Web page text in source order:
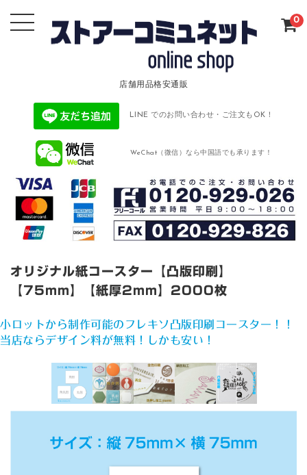
店舗用品格安通販
LINE でのお問い合わせ・ご注文もOK！
WeChat（微信）なら中国語でも承ります！
0
オリジナル紙コースター【凸版印刷】
【75mm】【紙厚2mm】2000枚
小ロットから制作可能のフレキソ凸版印刷コースター！！
当店ならデザイン料が無料！しかも安い！